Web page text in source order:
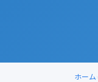
ホーム